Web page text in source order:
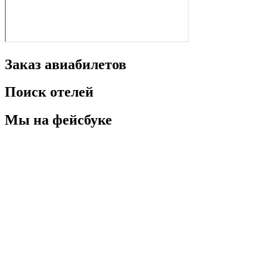
Заказ авиабилетов
Поиск отелей
Мы на фейсбуке